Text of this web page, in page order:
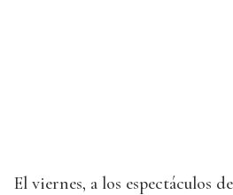
El viernes, a los espectáculos